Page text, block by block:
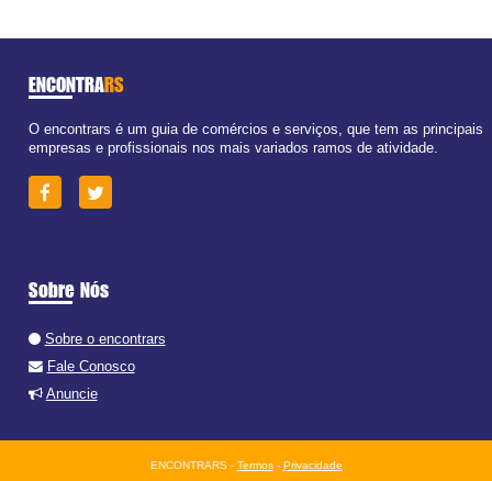
ENCONTRARS
O encontrars é um guia de comércios e serviços, que tem as principais
empresas e profissionais nos mais variados ramos de atividade.
Sobre Nós
Sobre o encontrars
Fale Conosco
Anuncie
ENCONTRARS - Termos- Privacidade